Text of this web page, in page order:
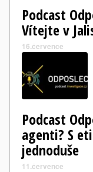
Podcast
Vítejte v
16.července
Podcast
agenti? S
jednoduše
11.července